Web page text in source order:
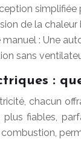
simplifiée
de la
: Une
sans
:
chacun
fiables,